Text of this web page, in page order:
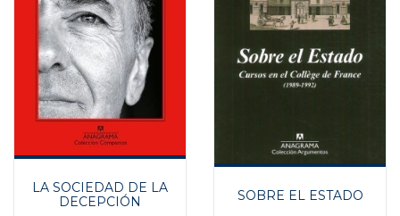
LA SOCIEDAD DE LA
DECEPCIÓN
SOBRE EL ESTADO